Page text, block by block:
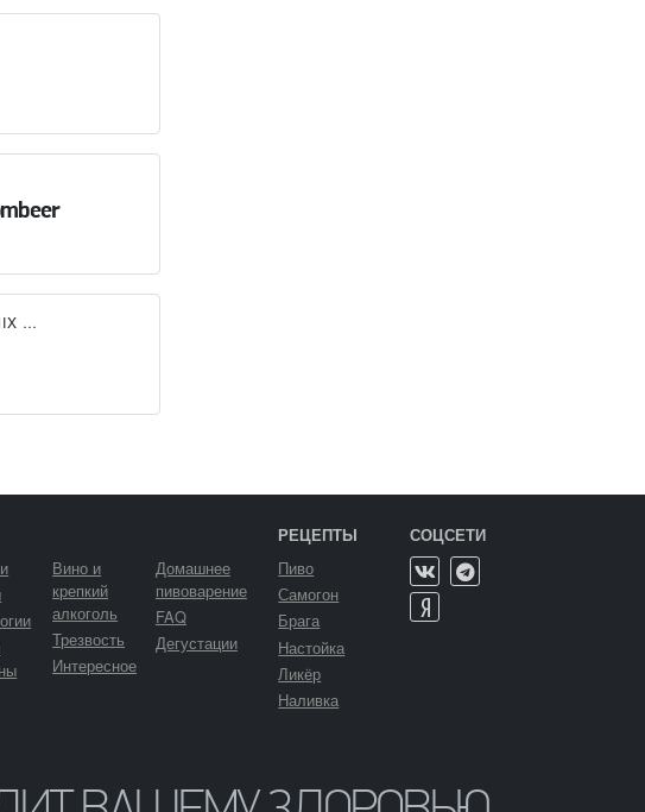
Вино и
крепкий
алкоголь
Трезвость
Интересное
Домашнее
пивоварение
FAQ
Дегустации
РЕЦЕПТЫ
Пиво
Самогон
Брага
Настойка
Ликёр
Наливка
СОЦСЕТИ